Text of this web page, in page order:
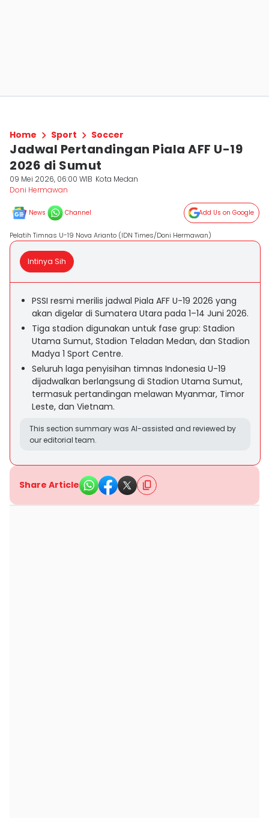
Home Sport Soccer
Jadwal Pertandingan Piala AFF U-19
2026 di Sumut
09 Mei 2026, 06:00 WIB Kota Medan
Doni Hermawan
News Channel Add Us on Google
Pelatih Timnas U-19 Nova Arianto (IDN Times/Doni Hermawan)
Intinya Sih
PSSI resmi merilis jadwal Piala AFF U-19 2026 yang
akan digelar di Sumatera Utara pada 1–14 Juni 2026.
Tiga stadion digunakan untuk fase grup: Stadion
Utama Sumut, Stadion Teladan Medan, dan Stadion
Madya 1 Sport Centre.
Seluruh laga penyisihan timnas Indonesia U-19
dijadwalkan berlangsung di Stadion Utama Sumut,
termasuk pertandingan melawan Myanmar, Timor
Leste, dan Vietnam.
This section summary was AI-assisted and reviewed by
our editorial team.
Share Article